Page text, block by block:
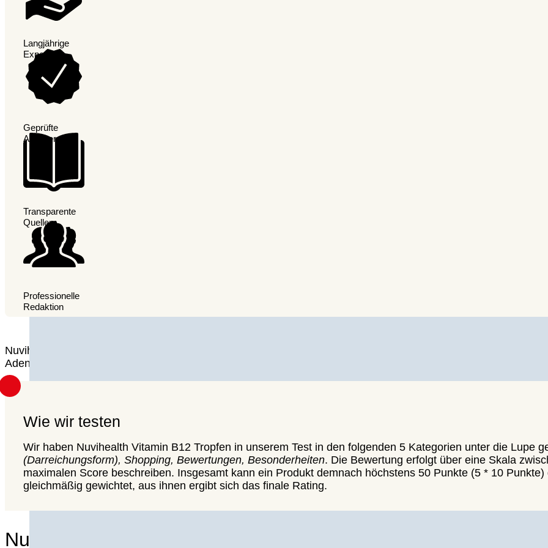
Pollenallergie: Die unterschätzte Volkskrankheit
Die Pollenallergie, im medizinischen Sprachgebrauch auch als saisonale allergische Rhinitis oder
Langjährige
Expertise
Geprüfte
Anbieter
Transparente
Quellen
Professionelle
Redaktion
Nuvihealth Vitamin B12 Tropfen überzeugen in unserem
Adenosyl- und Hydroxocobalamin. Erfahren Sie jetzt mehr in unserem Review.
Wie wir testen
Wir haben Nuvihealth Vitamin B12 Tropfen in unserem Test in den folgenden 5 Kategorien unter die Lupe
(Darreichungsform), Shopping, Bewertungen, Besonderheiten. Die Bewertung erfolgt über eine Skala
maximalen Score beschreiben. Insgesamt kann ein Produkt demnach höchstens 50 Punkte (5 * 10
gleichmäßig gewichtet, aus ihnen ergibt sich das finale Rating.
Nuvihealth im Test